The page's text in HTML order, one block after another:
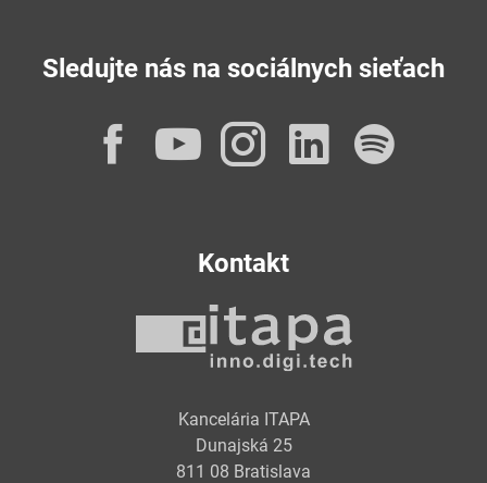
Sledujte nás na sociálnych sieťach
Facebook
YouTube
Instagram
Kontakt
Kancelária ITAPA
Dunajská 25
811 08 Bratislava